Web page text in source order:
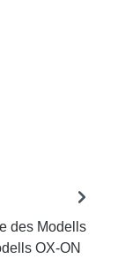
des Modells
OX-ON